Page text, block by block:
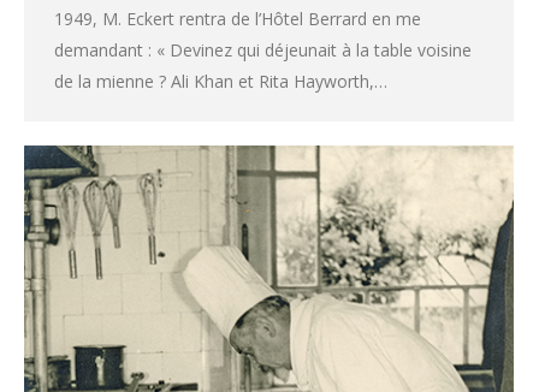
1949, M. Eckert rentra de l’Hôtel Berrard en me
demandant : « Devinez qui déjeunait à la table voisine
de la mienne ? Ali Khan et Rita Hayworth,…